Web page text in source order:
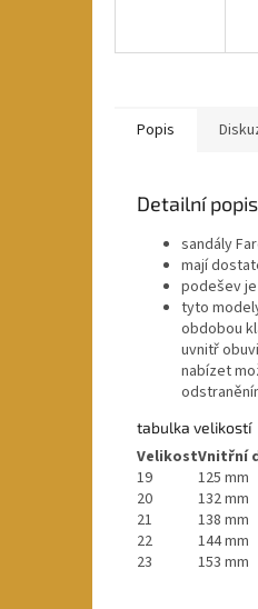
Popis
Detailní
sandály
mají
podešev
tyto
obdobou
uvnitř
nabízet
tabulka velikostí
VelikostVnitřní
19
125 mm
20
132 mm
21
138 mm
22
144 mm
23
153 mm